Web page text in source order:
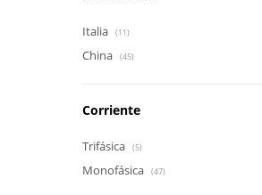
Italia (11)
China (45)
Corriente
Trifásica (5)
Monofásica (47)